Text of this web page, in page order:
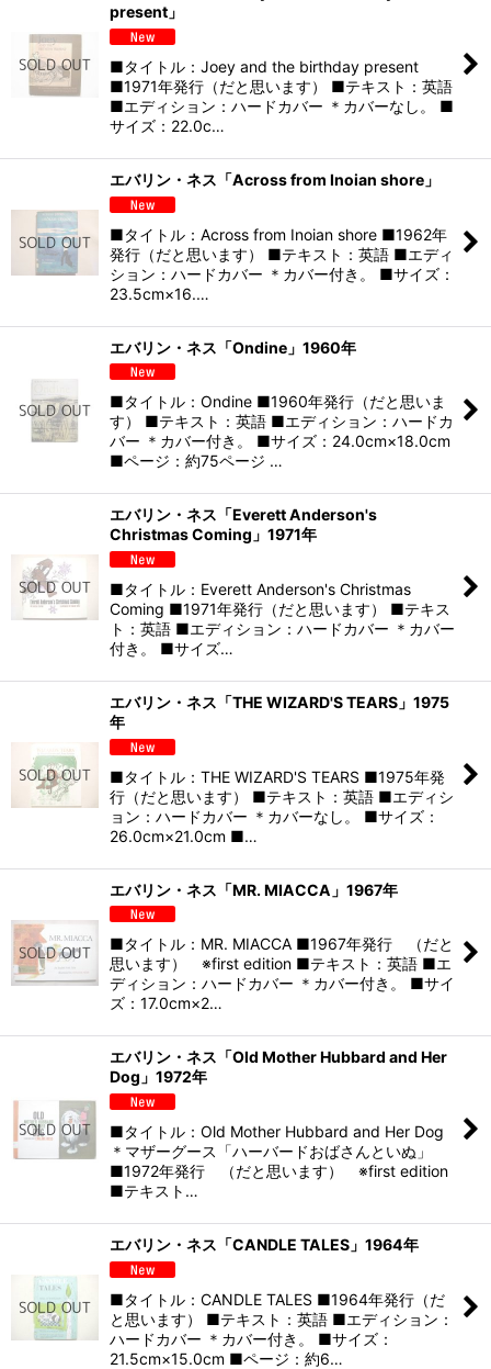
present」
■タイトル：Joey and the birthday present
■1971年発行（だと思います） ■テキスト：英語
■エディション：ハードカバー ＊カバーなし。 ■
サイズ：22.0c…
エバリン・ネス「Across from Inoian shore」
■タイトル：Across from Inoian shore ■1962年
発行（だと思います） ■テキスト：英語 ■エディ
ション：ハードカバー ＊カバー付き。 ■サイズ：
23.5cm×16.…
エバリン・ネス「Ondine」1960年
■タイトル：Ondine ■1960年発行（だと思いま
す） ■テキスト：英語 ■エディション：ハードカ
バー ＊カバー付き。 ■サイズ：24.0cm×18.0cm
■ページ：約75ページ …
エバリン・ネス「Everett Anderson's
Christmas Coming」1971年
■タイトル：Everett Anderson's Christmas
Coming ■1971年発行（だと思います） ■テキス
ト：英語 ■エディション：ハードカバー ＊カバー
付き。 ■サイズ…
エバリン・ネス「THE WIZARD'S TEARS」1975
年
■タイトル：THE WIZARD'S TEARS ■1975年発
行（だと思います） ■テキスト：英語 ■エディシ
ョン：ハードカバー ＊カバーなし。 ■サイズ：
26.0cm×21.0cm ■…
エバリン・ネス「MR. MIACCA」1967年
■タイトル：MR. MIACCA ■1967年発行 （だと
思います） ※first edition ■テキスト：英語 ■エ
ディション：ハードカバー ＊カバー付き。 ■サイ
ズ：17.0cm×2…
エバリン・ネス「Old Mother Hubbard and Her
Dog」1972年
■タイトル：Old Mother Hubbard and Her Dog
＊マザーグース「ハーバードおばさんといぬ」
■1972年発行 （だと思います） ※first edition
■テキスト…
エバリン・ネス「CANDLE TALES」1964年
■タイトル：CANDLE TALES ■1964年発行（だ
と思います） ■テキスト：英語 ■エディション：
ハードカバー ＊カバー付き。 ■サイズ：
21.5cm×15.0cm ■ページ：約6…